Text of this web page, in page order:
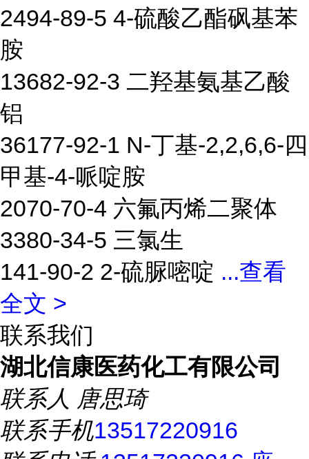
2494-89-5 4-硫酸乙酯砜基苯
胺
13682-92-3 二羟基氨基乙酸
铝
36177-92-1 N-丁基-2,2,6,6-四
甲基-4-哌啶胺
2070-70-4 六氟丙烯二聚体
3380-34-5 三氯生
141-90-2 2-硫脲嘧啶 ...查看
全文 >
联系我们
湖北信康医药化工有限公司
联系人 唐思琦
联系手机13517220916